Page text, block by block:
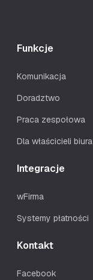
Funkcje
Komunikacja
Doradztwo
Praca zespołowa
Dla właścicieli biura
Integracje
wFirma
Systemy płatności
Kontakt
Facebook